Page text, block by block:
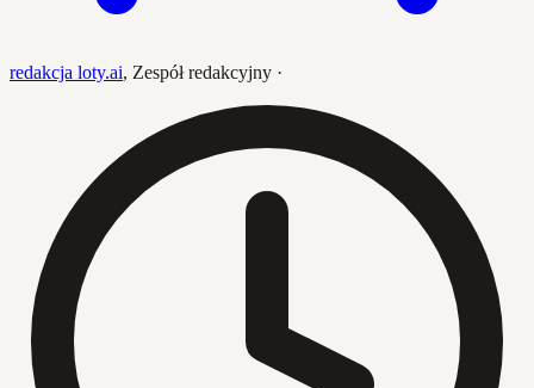
redakcja loty.ai, Zespół redakcyjny ·